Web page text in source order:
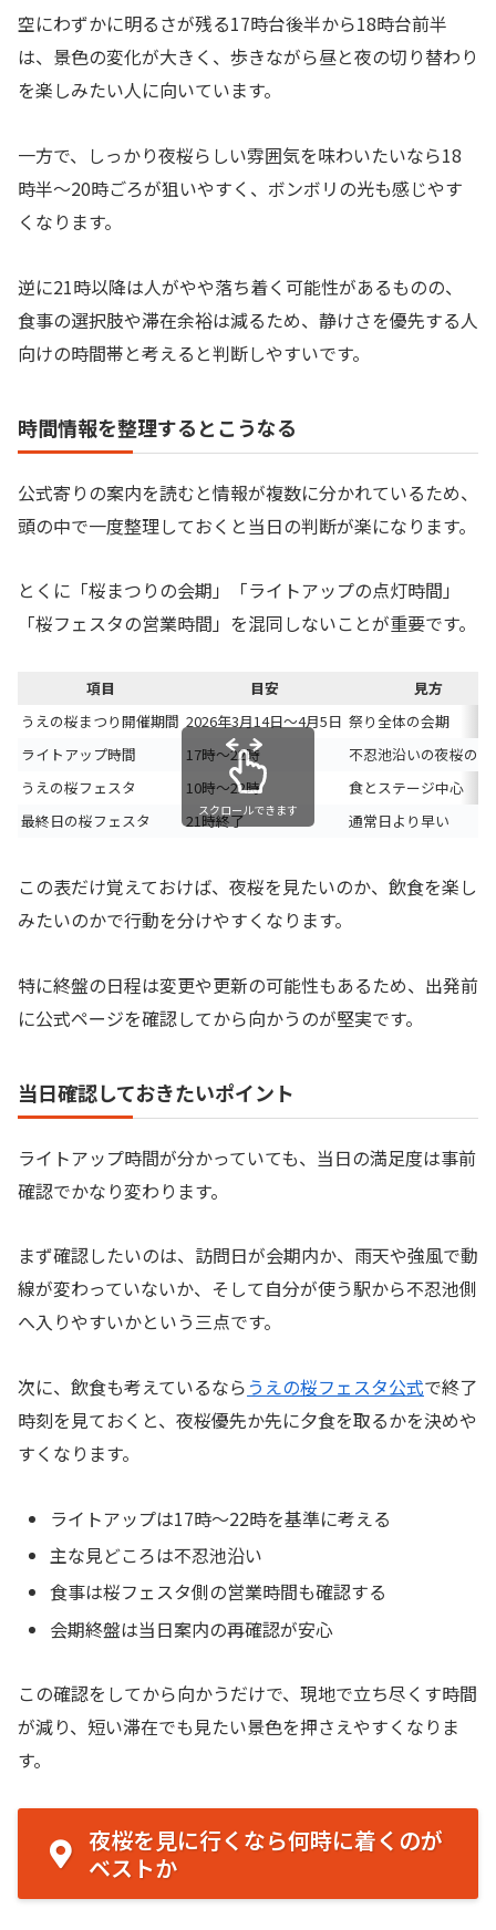
空にわずかに明るさが残る17時台後半から18時台前半
は、景色の変化が大きく、歩きながら昼と夜の切り替わり
を楽しみたい人に向いています。
一方で、しっかり夜桜らしい雰囲気を味わいたいなら18
時半〜20時ごろが狙いやすく、ボンボリの光も感じやす
くなります。
逆に21時以降は人がやや落ち着く可能性があるものの、
食事の選択肢や滞在余裕は減るため、静けさを優先する人
向けの時間帯と考えると判断しやすいです。
時間情報を整理するとこうなる
公式寄りの案内を読むと情報が複数に分かれているため、
頭の中で一度整理しておくと当日の判断が楽になります。
とくに「桜まつりの会期」「ライトアップの点灯時間」
「桜フェスタの営業時間」を混同しないことが重要です。
項目 目安
見方
うえの桜まつり開催期間 2026年3月14日〜4月5日 祭り全体の会期
ライトアップ時間
17時〜22時
不忍池沿いの夜桜の
うえの桜フェスタ
10時〜22時
食とステージ中心
最終日の桜フェスタ
21時終了 通常日より早い
スクロールできます
この表だけ覚えておけば、夜桜を見たいのか、飲食を楽し
みたいのかで行動を分けやすくなります。
特に終盤の日程は変更や更新の可能性もあるため、出発前
に公式ページを確認してから向かうのが堅実です。
当日確認しておきたいポイント
ライトアップ時間が分かっていても、当日の満足度は事前
確認でかなり変わります。
まず確認したいのは、訪問日が会期内か、雨天や強風で動
線が変わっていないか、そして自分が使う駅から不忍池側
へ入りやすいかという三点です。
次に、飲食も考えているなら うえの桜フェスタ公式で終了
時刻を見ておくと、夜桜優先か先に夕食を取るかを決めや
すくなります。
ライトアップは17時〜22時を基準に考える
主な見どころは不忍池沿い
食事は桜フェスタ側の営業時間も確認する
会期終盤は当日案内の再確認が安心
この確認をしてから向かうだけで、現地で立ち尽くす時間
が減り、短い滞在でも見たい景色を押さえやすくなりま
す。
夜桜を見に行くなら何時に着くのが
ベストか